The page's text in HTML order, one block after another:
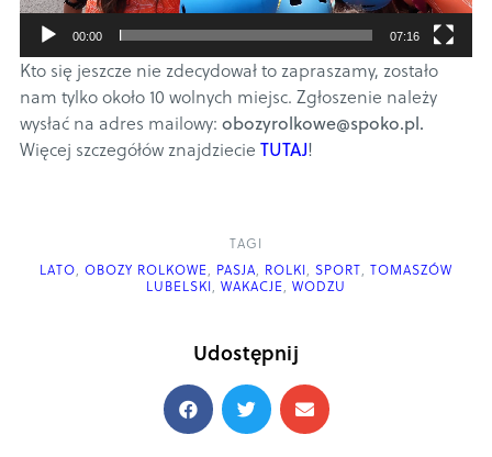
00:00 07:16
Kto się jeszcze nie zdecydował to zapraszamy, zostało
nam tylko około 10 wolnych miejsc. Zgłoszenie należy
wysłać na adres mailowy: obozyrolkowe@spoko.pl.
Więcej szczegółów znajdziecie TUTAJ!
TAGI
LATO, OBOZY ROLKOWE, PASJA, ROLKI, SPORT, TOMASZÓW
LUBELSKI, WAKACJE, WODZU
Udostępnij